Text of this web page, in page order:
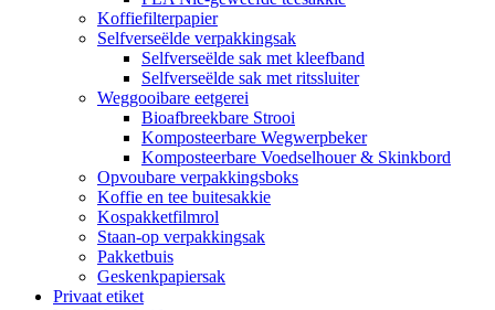
Koffiefilterpapier
Selfverseëlde verpakkingsak
Selfverseëlde sak met kleefband
Selfverseëlde sak met ritssluiter
Weggooibare eetgerei
Bioafbreekbare Strooi
Komposteerbare Wegwerpbeker
Komposteerbare Voedselhouer & Skinkbord
Opvoubare verpakkingsboks
Koffie en tee buitesakkie
Kospakketfilmrol
Staan-op verpakkingsak
Pakketbuis
Geskenkpapiersak
Privaat etiket